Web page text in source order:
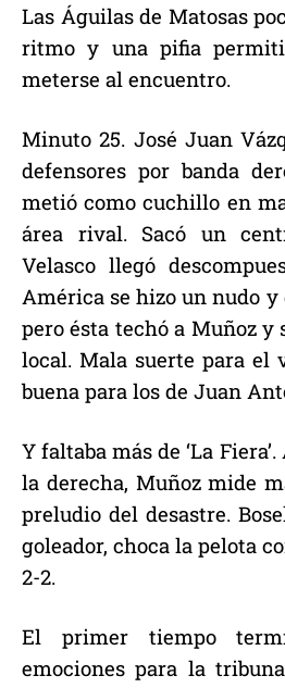
Las Águilas de Matosas
ritmo y una pifia
meterse al encuentro.
Minuto 25. José Juan
defensores por banda
metió como cuchillo en
área rival. Sacó un
Velasco llegó
América se hizo un nudo y
pero ésta techó a Muñoz y
local. Mala suerte para el
buena para los de Juan
Y faltaba más de ‘La
la derecha, Muñoz mide
preludio del desastre.
goleador, choca la pelota
2-2.
El primer tiempo
emociones para la